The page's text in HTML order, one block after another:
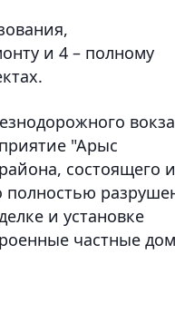
и 4 – полному
"Арыс
состоящего
полностью
и установке
частные